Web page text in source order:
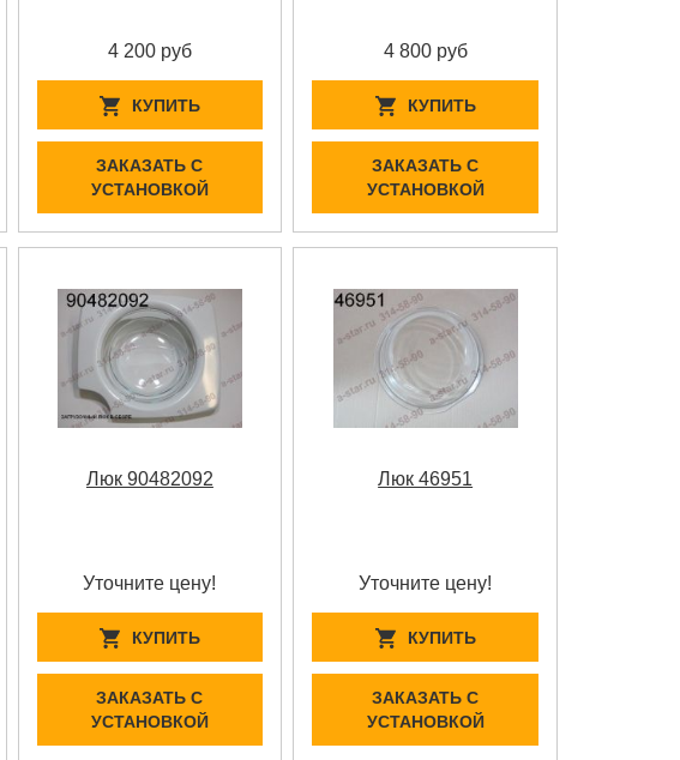
4 200 руб
КУПИТЬ
ЗАКАЗАТЬ С
УСТАНОВКОЙ
4 800 руб
КУПИТЬ
ЗАКАЗАТЬ С
УСТАНОВКОЙ
Люк 90482092
Уточните цену!
КУПИТЬ
ЗАКАЗАТЬ С
УСТАНОВКОЙ
Люк 46951
Уточните цену!
КУПИТЬ
ЗАКАЗАТЬ С
УСТАНОВКОЙ